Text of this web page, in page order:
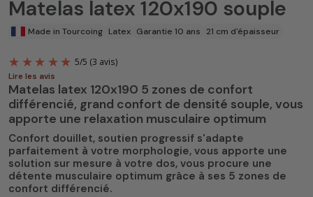
Matelas latex 120x190 souple
5/5 (3 avis)
Made in Tourcoing Latex Garantie 10 ans 21 cm d'épaisseur
Lire les avis
Matelas latex 120x190 5 zones de confort
différencié, grand confort de densité souple, vous
apporte une relaxation musculaire optimum
Confort douillet, soutien progressif s'adapte
parfaitement à votre morphologie, vous apporte une
solution sur mesure à votre dos, vous procure une
détente musculaire optimum grâce à ses 5 zones de
confort différencié.